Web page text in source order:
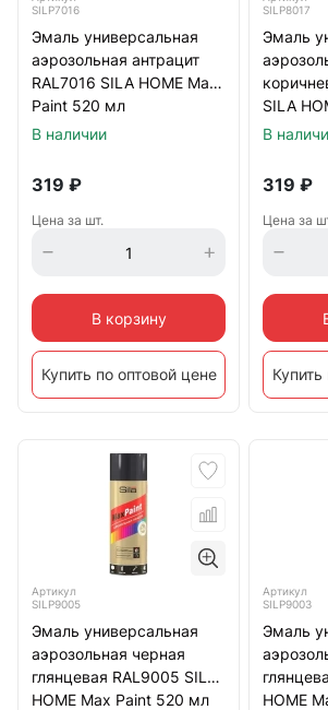
SILP7016
Эмаль универсальная
аэрозольная антрацит
RAL7016 SILA HOME Max
Paint 520 мл
В наличии
319 ₽
Цена за шт.
В корзину
Купить по оптовой цене
SILP8017
Эмаль
SILA
мл
В
319 ₽
Цена за
Артикул
SILP9005
Эмаль универсальная
аэрозольная черная
глянцевая RAL9005 SILA
HOME Max Paint 520 мл
Артикул
SILP9003
Эмаль
HOME